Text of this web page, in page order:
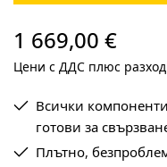
1 669,00 €
Цени с ДДС плюс
Всички
готови за
Плътно,